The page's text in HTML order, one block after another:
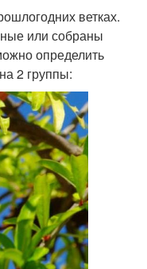
ветках.
или собраны
определить
2 группы: